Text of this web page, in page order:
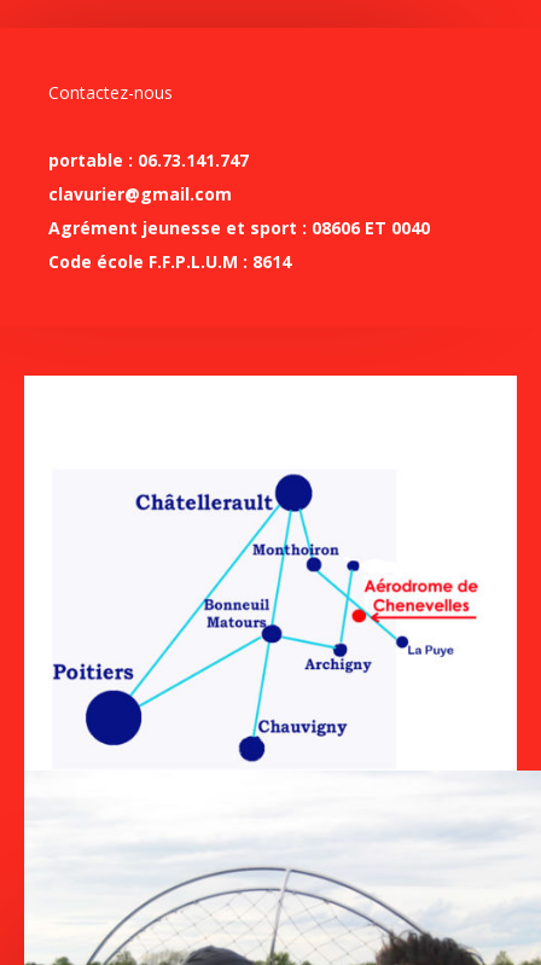
Contactez-nous
portable : 06.73.141.747
clavurier@gmail.com
Agrément jeunesse et sport : 08606 ET 0040
Code école F.F.P.L.U.M : 8614